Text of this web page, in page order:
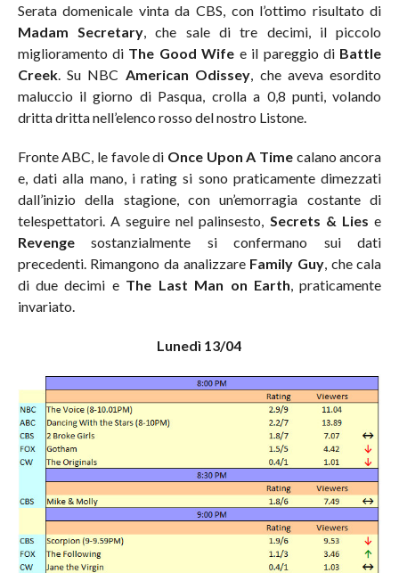
Serata domenicale vinta da CBS, con l’ottimo risultato di
Madam Secretary, che sale di tre decimi, il piccolo
miglioramento di The Good Wife e il pareggio di Battle
Creek. Su NBC American Odissey , che aveva esordito
maluccio il giorno di Pasqua, crolla a 0,8 punti, volando
dritta dritta nell’elenco rosso del nostro Listone.
Fronte ABC, le favole di Once Upon A Time calano ancora
e, dati alla mano, i rating si sono praticamente dimezzati
dall’inizio della stagione, con un’emorragia costante di
telespettatori. A seguire nel palinsesto, Secrets & Lies e
Revengesostanzialmente si confermano sui dati
precedenti. Rimangono da analizzare Family Guy , che cala
di due decimi e The Last Man on Earth , praticamente
invariato.
Lunedì 13/04